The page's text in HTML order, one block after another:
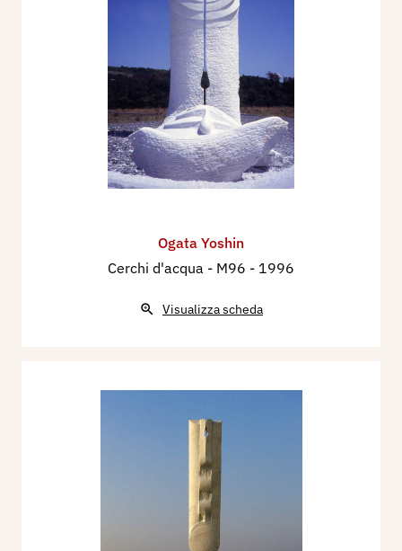
Ogata Yoshin
Cerchi d'acqua - M96 - 1996
Visualizza scheda